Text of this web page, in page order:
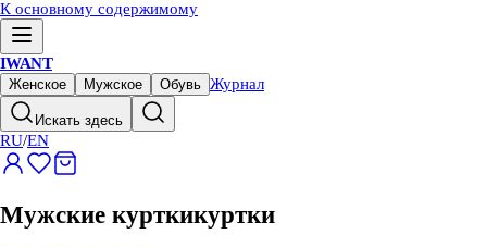
К основному содержимому
IWANT
Женское Мужское Обувь Журнал
Искать здесь
RU/EN
Мужские курткикуртки